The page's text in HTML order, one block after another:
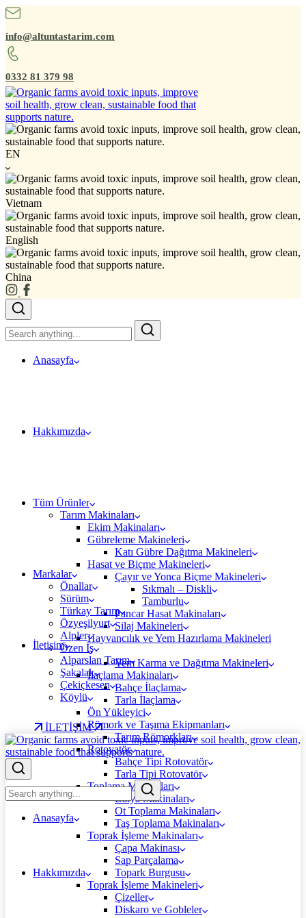
info@altuntastarim.com
0332 81 379 98
EN
Vietnam
English
China
Anasayfa
Hakkımızda
Tüm Ürünler
Tarım Makinaları
Ekim Makinaları
Gübreleme Makineleri
Katı Gübre Dağıtma Makineleri
Hasat ve Biçme Makineleri
Çayır ve Yonca Biçme Makineleri
Sıkmalı – Diskli
Tamburlu
Pancar Hasat Makinaları
Silaj Makineleri
Hayvancılık ve Yem Hazırlama Makineleri
Yem Karma ve Dağıtma Makineleri
İlaçlama Makinaları
Bahçe İlaçlama
Tarla İlaçlama
Ön Yükleyici
Römork ve Taşıma Ekipmanları
Tarım Römorkları
Rotovatör
Bahçe Tipi Rotovatör
Tarla Tipi Rotovatör
Toplama Makinaları
Balya Makinaları
Ot Toplama Makinaları
Taş Toplama Makinaları
Toprak İşleme Makinaları
Çapa Makinası
Sap Parçalama
Topark Burgusu
Toprak İşleme Makineleri
Çizeller
Diskaro ve Gobleler
Markalar
Önallar
Sürüm
Türkay Tarım
Özyeşilyurt
Alpler
Özen İş
Alparslan Tarım
Şakalak
Çekiçkesen
Köylü
İletişim
İLETİŞİM
Anasayfa
Hakkımızda